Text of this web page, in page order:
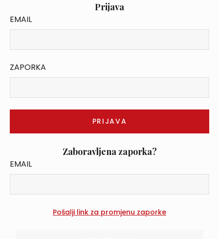
Prijava
EMAIL
ZAPORKA
Zaboravljena zaporka?
EMAIL